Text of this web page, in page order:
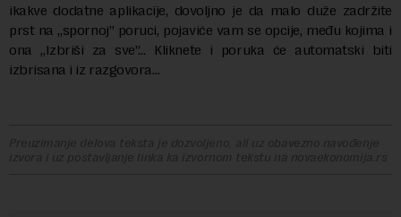
ikakve dodatne aplikacije, dovoljno je da malo duže zadržite
prst na „spornoj” poruci, pojaviće vam se opcije, među kojima i
ona „Izbriši za sve”… Kliknete i poruka će automatski biti
izbrisana i iz razgovora…
Preuzimanje delova teksta je dozvoljeno, ali uz obavezno navođenje
izvora i uz postavljanje linka ka izvornom tekstu na novaekonomija.rs